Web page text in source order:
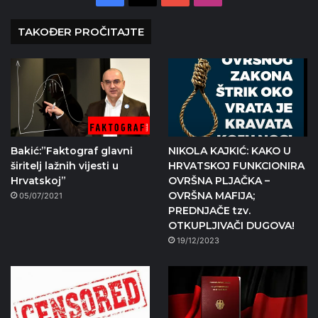
TAKOĐER PROČITAJTE
Bakić:”Faktograf glavni
širitelj lažnih vijesti u
Hrvatskoj”
05/07/2021
NIKOLA KAJKIĆ: KAKO U
HRVATSKOJ FUNKCIONIRA
OVRŠNA PLJAČKA –
OVRŠNA MAFIJA;
PREDNJAČE tzv.
OTKUPLJIVAČI DUGOVA!
19/12/2023